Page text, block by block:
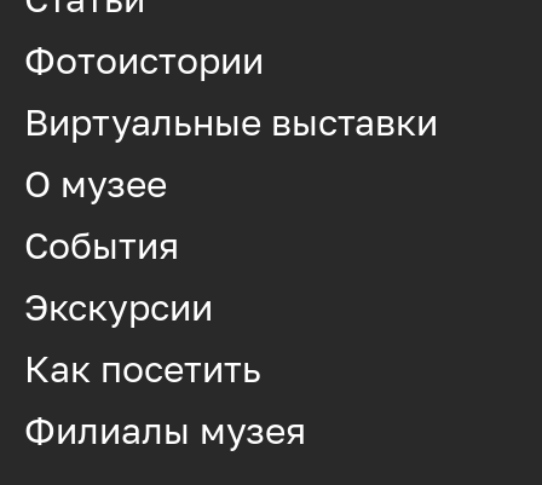
Фотоистории
Виртуальные выставки
О музее
События
Экскурсии
Как посетить
Филиалы музея